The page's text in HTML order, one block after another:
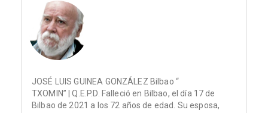
JOSÉ LUIS GUINEA GONZÁLEZ Bilbao “
TXOMIN” | Q.E.P.D. Falleció en Bilbao, el día 17 de
Bilbao de 2021 a los 72 años de edad. Su esposa,